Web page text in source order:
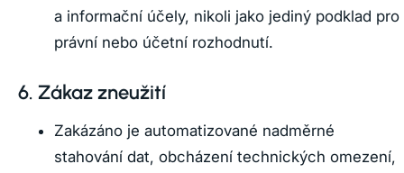
a informační účely, nikoli jako jediný podklad pro
právní nebo účetní rozhodnutí.
6. Zákaz zneužití
Zakázáno je automatizované nadměrné
stahování dat, obcházení technických omezení,